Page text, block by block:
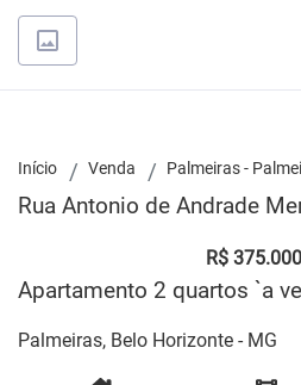
Início Venda Palmeiras -
Rua Antonio de Andrade
R$
Apartamento 2 quartos `a
Palmeiras, Belo Horizonte - MG